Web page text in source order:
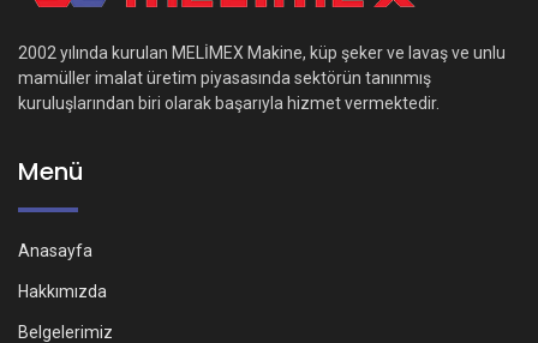
2002 yılında kurulan MELİMEX Makine, küp şeker ve lavaş ve unlu
mamüller imalat üretim piyasasında sektörün tanınmış
kuruluşlarından biri olarak başarıyla hizmet vermektedir.
Menü
Anasayfa
Hakkımızda
Belgelerimiz